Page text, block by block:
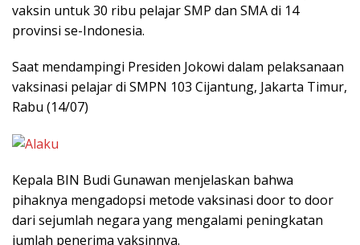
vaksin untuk 30 ribu pelajar SMP dan SMA di 14
provinsi se-Indonesia.
Saat mendampingi Presiden Jokowi dalam pelaksanaan
vaksinasi pelajar di SMPN 103 Cijantung, Jakarta Timur,
Rabu (14/07)
Kepala BIN Budi Gunawan menjelaskan bahwa
pihaknya mengadopsi metode vaksinasi door to door
dari sejumlah negara yang mengalami peningkatan
jumlah penerima vaksinnya.